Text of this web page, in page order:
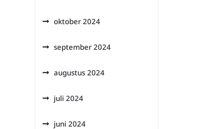
oktober 2024
september 2024
augustus 2024
juli 2024
juni 2024